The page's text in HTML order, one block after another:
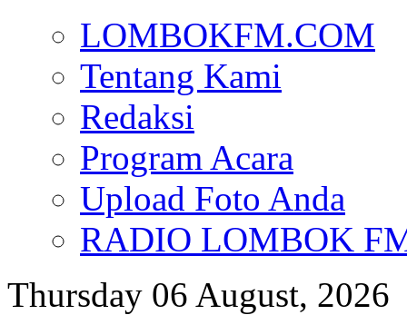
LOMBOKFM.COM
Tentang Kami
Redaksi
Program Acara
Upload Foto Anda
RADIO LOMBOK
Thursday 06 August, 2026